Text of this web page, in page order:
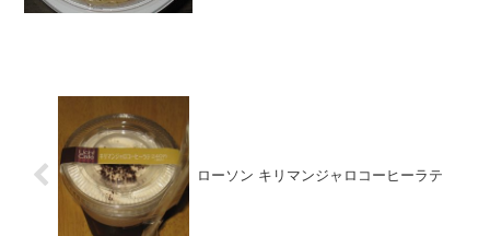
ローソン キリマンジャロコーヒーラテ